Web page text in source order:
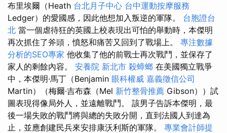
布里埃爾（Heath 台北月子中心 台中運動按摩服務
Ledger）的愛國感，因此他想加入叛逆的軍隊。 台胞證台
北 當一個虐待狂的英國上校表現出可怕的舉動時，本傑明
再次抓住了斧頭，憤怒和痛苦又回到了戰場上。 專注數據
分析的SEO專家 他收集了他的前戰士再次戰鬥，並保存了
家人的剩餘內容。 安養院 新北市 殺蟑螂 在美國獨立戰爭
中，本傑明·馬丁（Benjamin 眼科權威 嘉義徵信公司
Martin）（梅爾·吉布森（Mel 新竹整骨推薦 Gibson））試
圖表現得像局外人，並遠離戰鬥。 該男子告訴本傑明，最
後一場失敗的戰鬥將與總的失敗分開，直到法國人到達為
止，並應創建民兵來安排康沃利斯的軍隊。 專業會計師提